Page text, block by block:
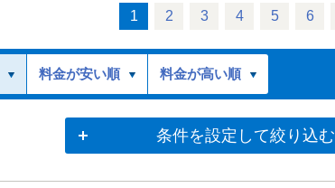
1 2 3 4 5 6
料金が安い順 料金が高い順
条件を設定して絞り込む